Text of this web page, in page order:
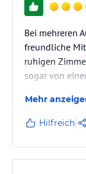
Bei mehreren
freundliche
ruhigen
sogar von
ideal. Und es
engagierten
Mehr
Hilfreich